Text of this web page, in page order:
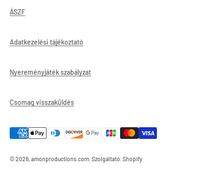
ÁSZF
Adatkezelési tájékoztató
Nyereményjáték szabályzat
Csomag visszaküldés
© 2026, amonproductions.com. Szolgáltató: Shopify